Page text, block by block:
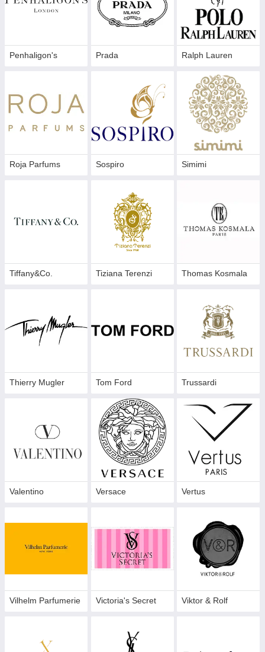
Penhaligon's Prada Ralph Lauren
Roja Parfums Sospiro Simimi
Tiffany&Co. Tiziana Terenzi Thomas Kosmala
Thierry Mugler Tom Ford Trussardi
Valentino Versace Vertus
Vilhelm Parfumerie Victoria's Secret Viktor & Rolf